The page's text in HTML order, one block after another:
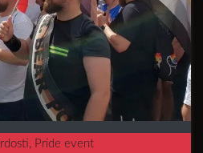
Pride event